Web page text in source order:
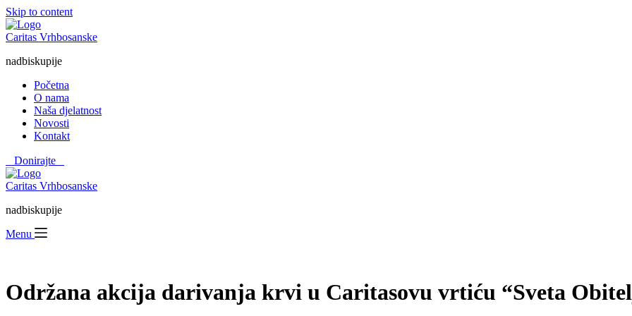
Skip to content
Caritas Vrhbosanske
nadbiskupije
Početna
O nama
Naša djelatnost
Novosti
Kontakt
⠀Donirajte⠀
Caritas Vrhbosanske
nadbiskupije
Menu
Održana akcija darivanja krvi u Caritasovu vrtiću “Sveta